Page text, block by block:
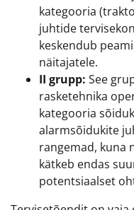
kategooria
juhtide
keskendub
näitajatele.
II grupp: See
rasketehnika
kategooria
alarmsõidukite
rangemad, kuna
kätkeb endas
potentsiaalset